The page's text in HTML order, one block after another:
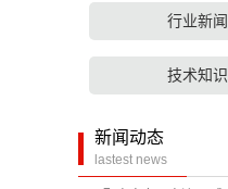
行业新闻
技术知识
新闻动态
lastest news